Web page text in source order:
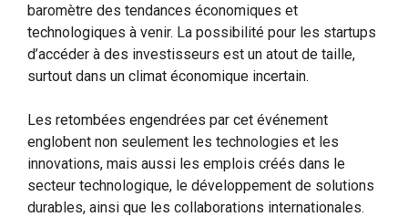
baromètre des tendances économiques et
technologiques à venir. La possibilité pour les startups
d’accéder à des investisseurs est un atout de taille,
surtout dans un climat économique incertain.
Les retombées engendrées par cet événement
englobent non seulement les technologies et les
innovations, mais aussi les emplois créés dans le
secteur technologique, le développement de solutions
durables, ainsi que les collaborations internationales.